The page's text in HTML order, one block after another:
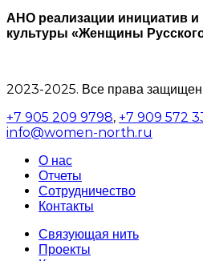
АНО реализации инициатив и
культуры «Женщины
2023-2025. Все права
+7 905 209 9798, +7 909 572
info@women-north.ru
О нас
Отчеты
Сотрудничество
Контакты
Связующая нить
Проекты